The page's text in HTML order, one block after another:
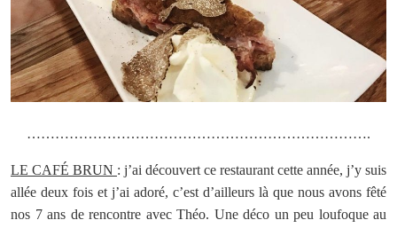
……………………………………………………………….
LE CAFÉ BRUN : j’ai découvert ce restaurant cette année, j’y suis
allée deux fois et j’ai adoré, c’est d’ailleurs là que nous avons fêté
nos 7 ans de rencontre avec Théo. Une déco un peu loufoque au